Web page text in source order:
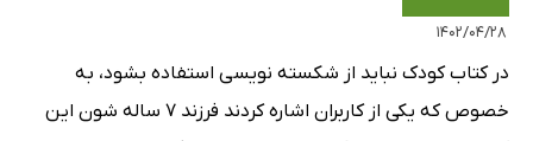
۱۴۰۲/۰۴/۲۸
در کتاب کودک نباید از شکسته نویسی استفاده بشود، به
خصوص که یکی از کاربران اشاره کردند فرزند 7 ساله شون این